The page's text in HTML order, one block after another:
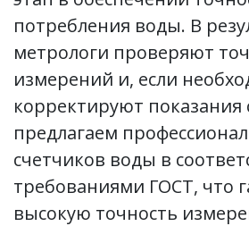
потребления воды. В
метрологи проверяют
измерений и, если
корректируют
предлагаем
счетчиков воды в
требованиями ГОСТ, что
высокую точность